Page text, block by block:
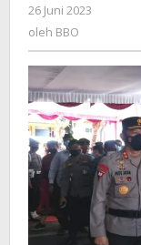
26 Juni 2023
oleh BBO